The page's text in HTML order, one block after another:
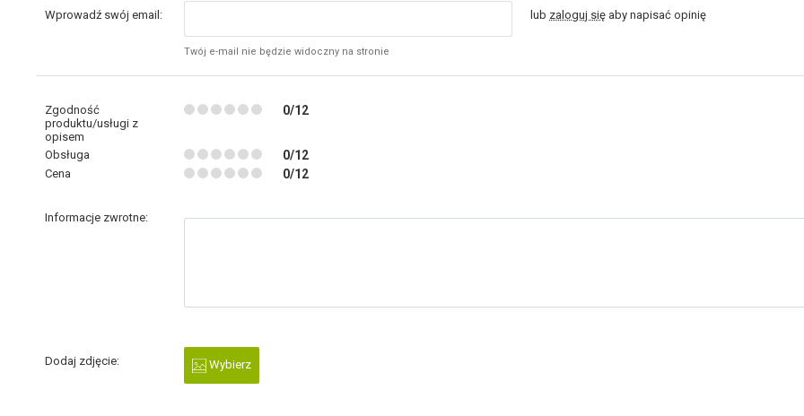
Wprowadź swój email:
Twój e-mail nie będzie widoczny na stronie
lub zaloguj się aby napisać opinię
Zgodność
produktu/usługi z
opisem
0/12
Obsługa 0/12
Cena 0/12
Informacje zwrotne:
Dodaj zdjęcie: Wybierz